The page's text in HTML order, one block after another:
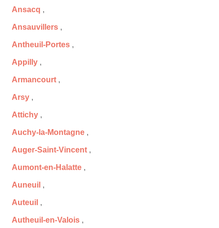
Ansacq ,
Ansauvillers ,
Antheuil-Portes ,
Appilly ,
Armancourt ,
Arsy ,
Attichy ,
Auchy-la-Montagne ,
Auger-Saint-Vincent ,
Aumont-en-Halatte ,
Auneuil ,
Auteuil ,
Autheuil-en-Valois ,